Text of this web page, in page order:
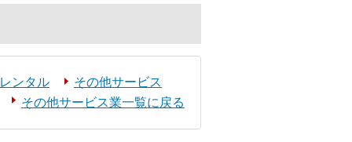
レンタル
その他サービス
その他サービス業一覧に戻る